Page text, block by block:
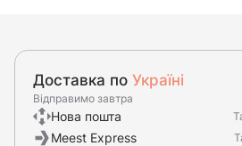
Доставка по Україні
Відправимо завтра
Нова пошта
Meest Express